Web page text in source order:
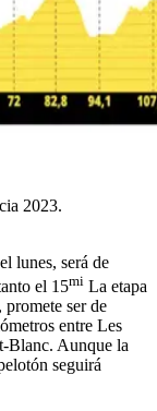
2023.
lunes, será de
el 15mi La etapa
ser de
entre Les
Blanc. Aunque la
seguirá